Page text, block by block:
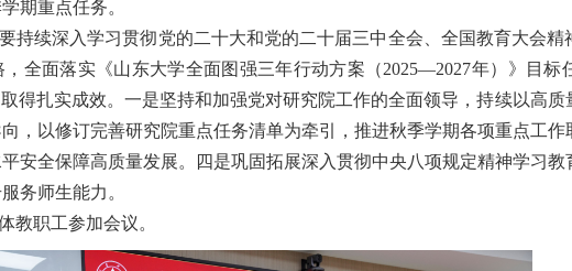
期重点任务。
持续深入学习贯彻党的二十大和党的二十届三中全会、全国教育大会精
全面落实《山东大学全面图强三年行动方案（2025—2027年）》目标
得扎实成效。一是坚持和加强党对研究院工作的全面领导，持续以高质
，以修订完善研究院重点任务清单为牵引，推进秋季学期各项重点工
安全保障高质量发展。四是巩固拓展深入贯彻中央八项规定精神学习教
务师生能力。
教职工参加会议。